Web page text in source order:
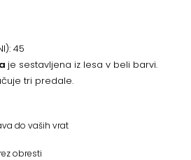
45
je sestavljena iz lesa v beli barvi.
tri predale.
do vaših vrat
obresti